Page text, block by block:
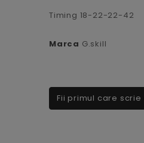
Timing 18-22-22-42
Marca G.skill
Fii primul care